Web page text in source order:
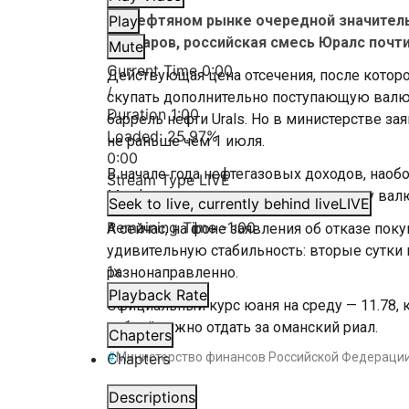
Play
Mute
Current Time0:00
/
Duration1:00
Loaded:25.97%
0:00
Stream TypeLIVE
Seek to live, currently behind liveLIVE
Remaining Time-1:00
1x
Playback Rate
Chapters
Chapters
Descriptions
На нефтяном рынке очередной
долларов, российская смесь Юралс
Действующая цена отсечения, после
скупать дополнительно поступающую
баррель нефти Urals. Но в министерстве
не раньше чем 1 июля.
В начале года нефтегазовых доходов,
Минфин все равно прекратил продажу
А сейчас, на фоне заявления об отказе
удивительную стабильность: вторые
разнонаправленно.
Официальный курс юаня на среду — 11.78,
рублей нужно отдать за оманский риал.
#Министерство финансов Российской